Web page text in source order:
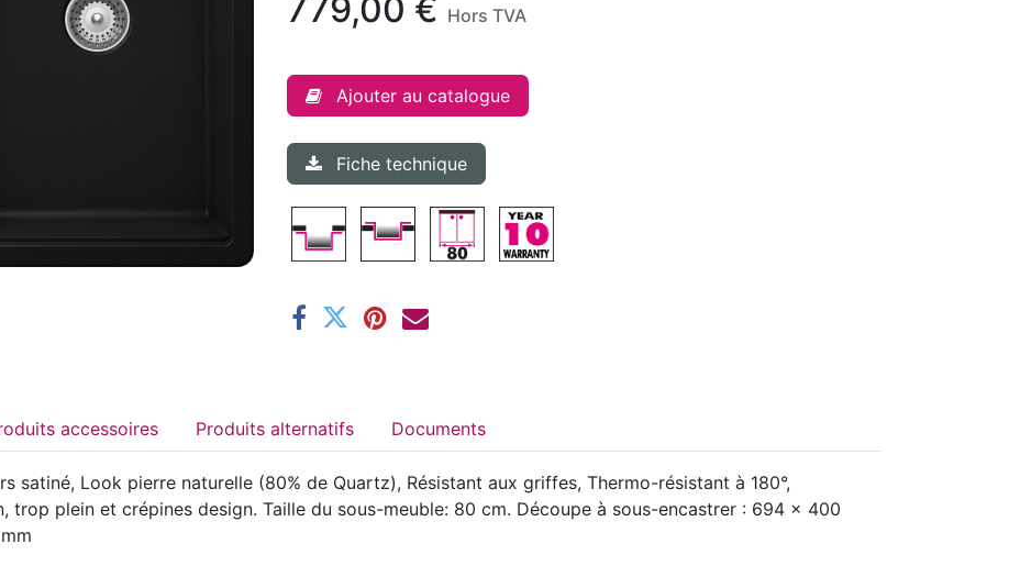
779,00 € Hors TVA
Ajouter au catalogue
Fiche technique
Produits accessoires Produits alternatifs Documents
satiné, Look pierre naturelle (80% de Quartz), Résistant aux griffes, Thermo-résistant à 180°,
trop plein et crépines design. Taille du sous-meuble: 80 cm. Découpe à sous-encastrer : 694 x 400